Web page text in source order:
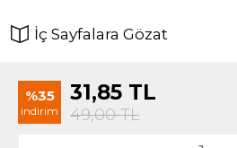
İç Sayfalara Gözat
%35
indirim
31,85 TL
49,00TL